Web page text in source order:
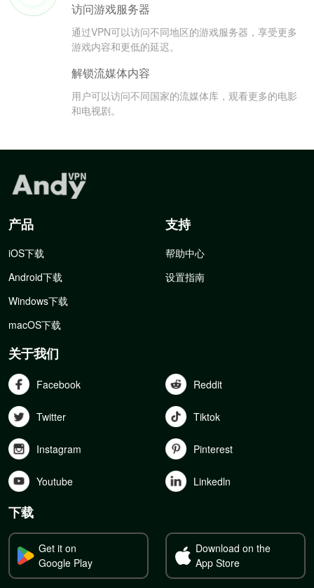
访问游戏服务器
通过VPN可以访问不同地区的游戏服务器，享受更多
游戏内容和更低的延迟。
解锁流媒体内容
用户可以访问不同国家的流媒体库，观看更多的电影
和电视剧。
产品
iOS下载
Android下载
Windows下载
macOS下载
支持
帮助中心
设置指南
关于我们
Facebook Reddit
Twitter Tiktok
Instagram Pinterest
Youtube Linkedln
下载
Get it on
Google Play
Download on the
App Store